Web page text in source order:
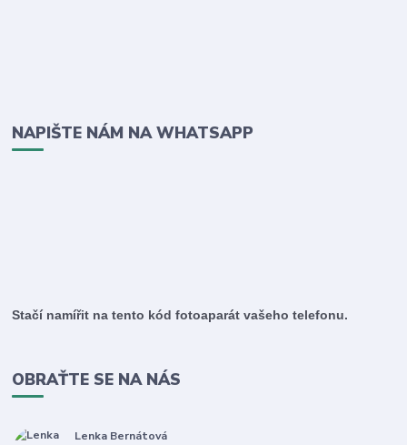
NAPIŠTE NÁM NA WHATSAPP
Stačí namířit na tento kód fotoaparát vašeho telefonu.
OBRAŤTE SE NA NÁS
Lenka Bernátová